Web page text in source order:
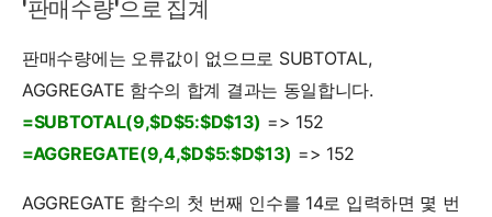
'판매수량'으로 집계
판매수량에는 오류값이 없으므로 SUBTOTAL,
AGGREGATE 함수의 합계 결과는 동일합니다.
=SUBTOTAL(9,$D$5:$D$13) => 152
=AGGREGATE(9,4,$D$5:$D$13) => 152
AGGREGATE 함수의 첫 번째 인수를 14로 입력하면 몇 번